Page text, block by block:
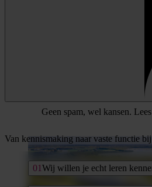
Geen spam, wel kansen.
Van kennismaking naar vaste functie
Wij willen je echt leren